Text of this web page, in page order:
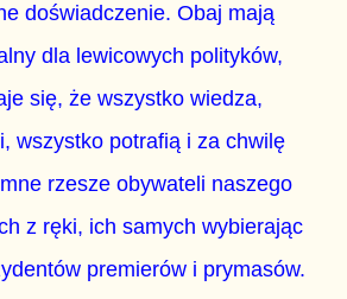
doświadczenie. Obaj mają
dla lewicowych polityków,
się, że wszystko wiedza,
wszystko potrafią i za chwilę
rzesze obywateli naszego
z ręki, ich samych wybierając
premierów i prymasów.